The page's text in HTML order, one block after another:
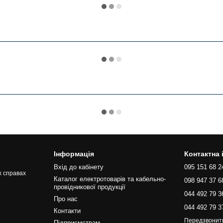
справах
Інформація
Вхід до кабінету
Каталог електротоварів та кабельно-
провідникової продукції
Про нас
Контакти
Контактна
095 151 68
098 947 37
044 492 79
044 492 79